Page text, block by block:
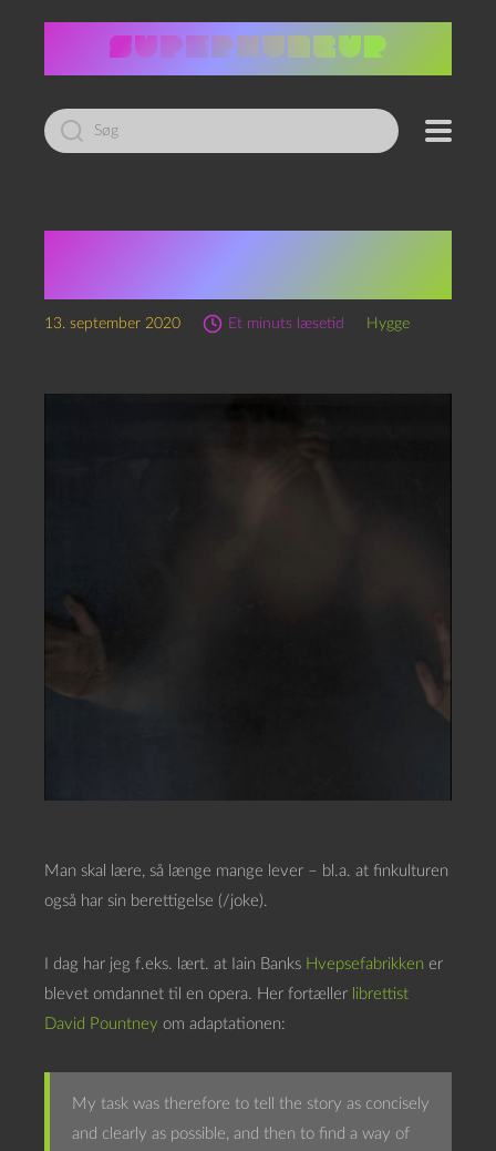
Led
efter:
13. september 2020 Et minuts læsetid Hygge
Man skal lære, så længe mange lever – bl.a. at finkulturen
også har sin berettigelse (/joke).
I dag har jeg f.eks. lært. at Iain Banks Hvepsefabrikken er
blevet omdannet til en opera. Her fortæller librettist
David Pountney om adaptationen:
My task was therefore to tell the story as concisely
and clearly as possible, and then to find a way of